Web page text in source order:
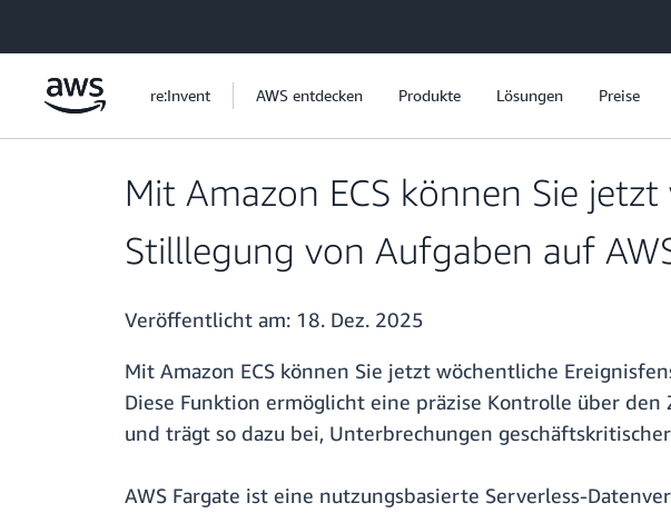
re:Invent AWS entdecken Produkte Lösungen Preise
Mit Amazon ECS können Sie
Stilllegung von Aufgaben auf
Veröffentlicht am: 18. Dez. 2025
Mit Amazon ECS können Sie jetzt wöchentliche
Diese Funktion ermöglicht eine präzise Kontrolle über
und trägt so dazu bei, Unterbrechungen
AWS Fargate ist eine nutzungsbasierte Serverless-